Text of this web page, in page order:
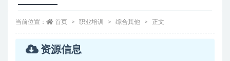
当前位置： 首页 职业培训 综合其他 正文
资源信息